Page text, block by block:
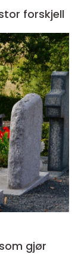
gjør